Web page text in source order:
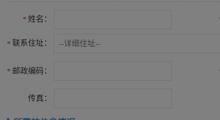
* 姓名：
* 联系住址：
* 邮政编码：
传真：